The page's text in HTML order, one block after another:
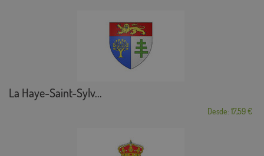
La Haye-Saint-Sylv...
Desde: 17,59 €